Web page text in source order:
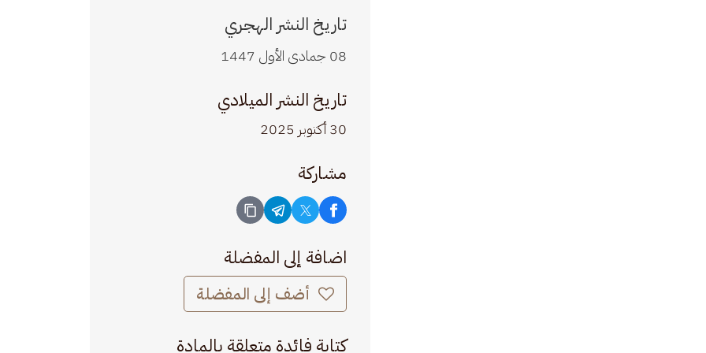
تاريخ النشر الهجري
08 جمادى الأول 1447
تاريخ النشر الميلادي
30 أكتوبر 2025
مشاركة
اضافة إلى المفضلة
أضف إلى المفضلة
كتابة فائدة متعلقة بالمادة